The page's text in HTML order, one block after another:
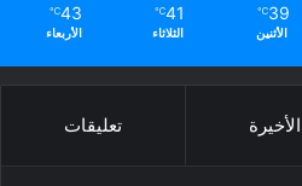
39
℃
الأثنين
41
℃
الثلاثاء
43
℃
الأربعاء
الأخيرة تعليقات